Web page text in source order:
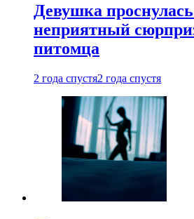
Девушка
неприятный
питомца
2 года спустя2 года спустя